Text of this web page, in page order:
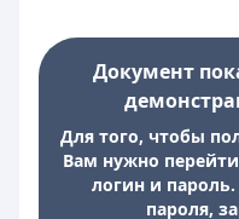
Документ
Для того, чтобы
Вам нужно
логин и пароль.
пароля,